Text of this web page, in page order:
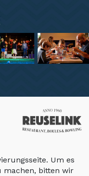
Um es
machen, bitten wir